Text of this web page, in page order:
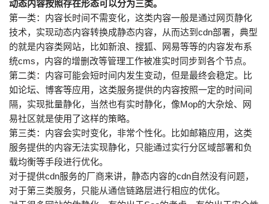
动态内容按照存在形态可以分为三类。
第一类：内容长时间不需变化，这类内容一般是通过网页静化
技术，实现动态内容转换成静态内容，从而达到cdn部署，典型
的就是内容类网站，比如新浪、搜狐、网易等等的内容发布系
统cms，内容的增删改等管理工作被准实时同步到各个节点。
第二类：内容可能会短时间内发生变动，但是最终会稳定。比
如论坛、博客等应用，这类服务提供的内容按照一定的时间间
隔，实现批量静化，当然也有实时静化，像Mop的大杂烩、网
易社区就是使用了这样的策略。
第三类：内容会实时变化，非常个性化。比如邮箱应用，这类
服务提供的内容无法实现静化，只能通过实行分区域部署和负
载均衡等手段进行优化。
对于提供cdn服务的厂商来讲，静态内容的cdn自然没有问题，
对于第三类服务，只能从通信链路层进行相应的优化。